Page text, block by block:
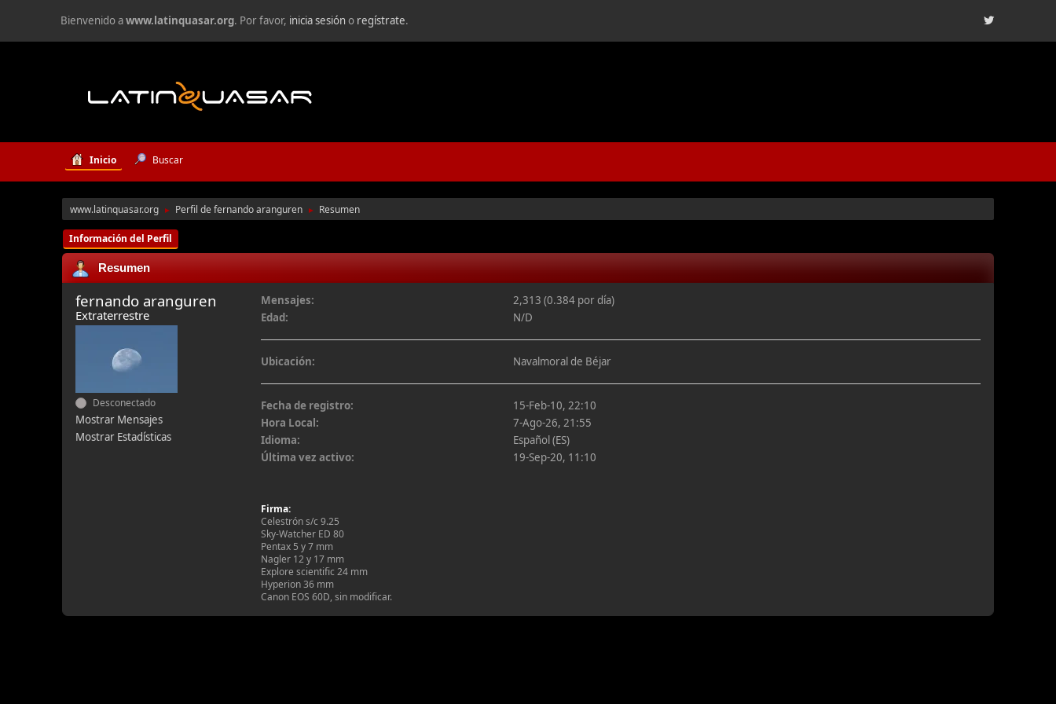
Bienvenido awww.latinquasar.org. Por favor, inicia sesióno regístrate.
Inicio Buscar
www.latinquasar.org ► Perfil de fernando aranguren ► Resumen
Información del Perfil
Resumen
fernando aranguren
Extraterrestre
Desconectado
Mostrar Mensajes
Mostrar Estadísticas
Mensajes:
2,313 (0.384 por día)
Edad:
N/D
Ubicación: Navalmoral de Béjar
Fecha de registro:
15-Feb-10, 22:10
Hora Local:
7-Ago-26, 21:55
Idioma:
Español (ES)
Última vez activo:
19-Sep-20, 11:10
Firma:
Celestrón s/c 9.25
Sky-Watcher ED 80
Pentax 5 y 7 mm
Nagler 12 y 17 mm
Explore scientific 24 mm
Hyperion 36 mm
Canon EOS 60D, sin modificar.